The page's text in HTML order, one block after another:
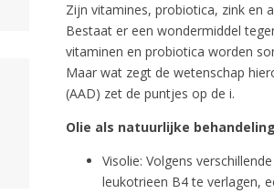
Zijn vitamines, probiotica, zink en
Bestaat er een wondermiddel
vitaminen en probiotica worden
Maar wat zegt de wetenschap
(AAD) zet de puntjes op de i.
Olie als natuurlijke
Visolie: Volgens
leukotrieen B4 te verlagen,